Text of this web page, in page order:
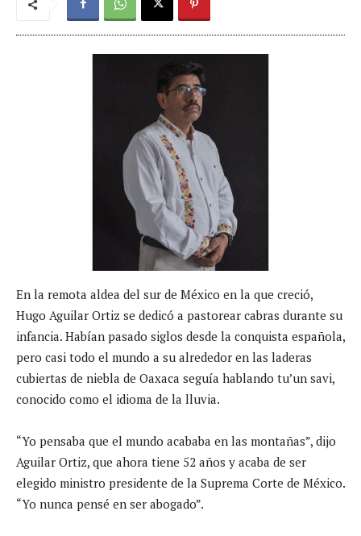
En la remota aldea del sur de México en la que creció,
Hugo Aguilar Ortiz se dedicó a pastorear cabras durante su
infancia. Habían pasado siglos desde la conquista española,
pero casi todo el mundo a su alrededor en las laderas
cubiertas de niebla de Oaxaca seguía hablando tu’un savi,
conocido como el idioma de la lluvia.
“Yo pensaba que el mundo acababa en las montañas”, dijo
Aguilar Ortiz, que ahora tiene 52 años y acaba de ser
elegido ministro presidente de la Suprema Corte de México.
“Yo nunca pensé en ser abogado”.